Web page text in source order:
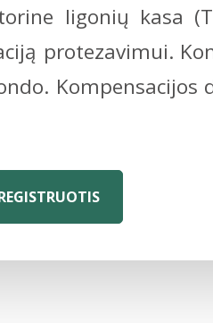
ligonių kasa
protezavimui.
Kompensacijos